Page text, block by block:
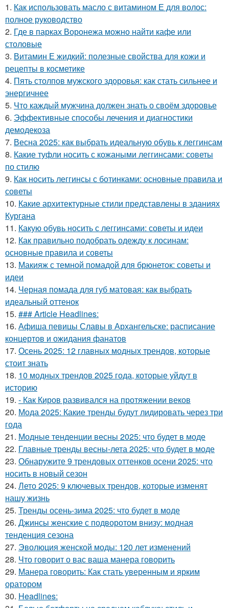
1. Как использовать масло с витамином Е для волос:
полное руководство
2. Где в парках Воронежа можно найти кафе или
столовые
3. Витамин Е жидкий: полезные свойства для кожи и
рецепты в косметике
4. Пять столпов мужского здоровья: как стать сильнее и
энергичнее
5. Что каждый мужчина должен знать о своём здоровье
6. Эффективные способы лечения и диагностики
демодекоза
7. Весна 2025: как выбрать идеальную обувь к леггинсам
8. Какие туфли носить с кожаными леггинсами: советы
по стилю
9. Как носить леггинсы с ботинками: основные правила и
советы
10. Какие архитектурные стили представлены в зданиях
Кургана
11. Какую обувь носить с леггинсами: советы и идеи
12. Как правильно подобрать одежду к лосинам:
основные правила и советы
13. Макияж с темной помадой для брюнеток: советы и
идеи
14. Черная помада для губ матовая: как выбрать
идеальный оттенок
15. ### Article Headlines:
16. Афиша певицы Славы в Архангельске: расписание
концертов и ожидания фанатов
17. Осень 2025: 12 главных модных трендов, которые
стоит знать
18. 10 модных трендов 2025 года, которые уйдут в
историю
19. - Как Киров развивался на протяжении веков
20. Мода 2025: Какие тренды будут лидировать через три
года
21. Модные тенденции весны 2025: что будет в моде
22. Главные тренды весны-лета 2025: что будет в моде
23. Обнаружите 9 трендовых оттенков осени 2025: что
носить в новый сезон
24. Лето 2025: 9 ключевых трендов, которые изменят
нашу жизнь
25. Тренды осень-зима 2025: что будет в моде
26. Джинсы женские с подворотом внизу: модная
тенденция сезона
27. Эволюция женской моды: 120 лет изменений
28. Что говорит о вас ваша манера говорить
29. Манера говорить: Как стать уверенным и ярким
оратором
30. Headlines: